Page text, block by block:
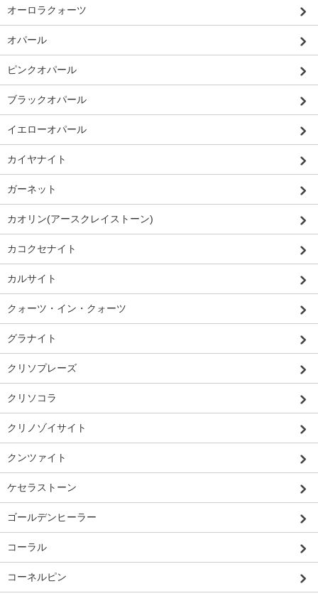
オーロラクォーツ
オパール
ピンクオパール
ブラックオパール
イエローオパール
カイヤナイト
ガーネット
カオリン(アースクレイストーン)
カコクセナイト
カルサイト
クォーツ・イン・クォーツ
グラナイト
クリソプレーズ
クリソコラ
クリノゾイサイト
クンツァイト
ケセラストーン
ゴールデンヒーラー
コーラル
コーネルピン